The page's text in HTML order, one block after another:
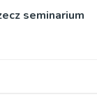
seminarium